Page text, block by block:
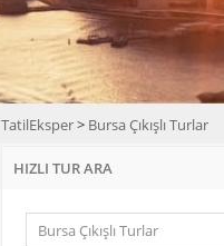
TatilEksper> Bursa Çıkışlı Turlar
HIZLI TUR ARA